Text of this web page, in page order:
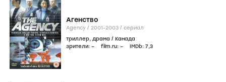
Агенство
Agency / 2001-2003 / сериал
триллер, драма / Канада
зрители: – film.ru: – IMDb: 7,3